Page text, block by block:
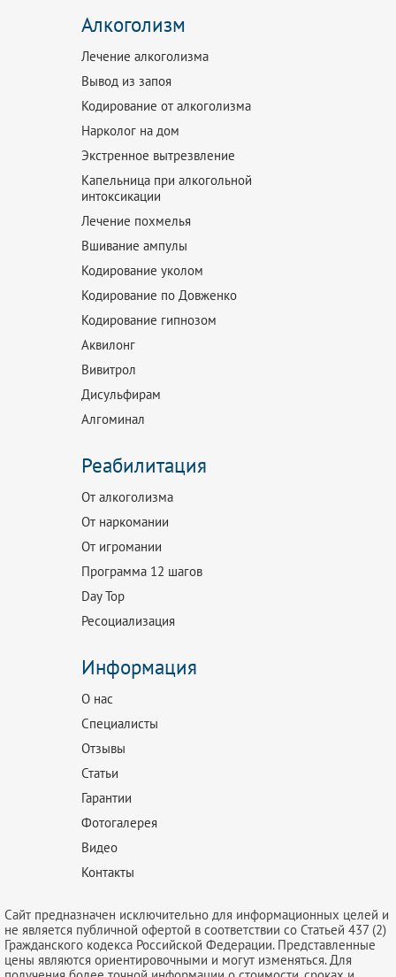
Алкоголизм
Лечение алкоголизма
Вывод из запоя
Кодирование от алкоголизма
Нарколог на дом
Экстренное вытрезвление
Капельница при алкогольной
интоксикации
Лечение похмелья
Вшивание ампулы
Кодирование уколом
Кодирование по Довженко
Кодирование гипнозом
Аквилонг
Вивитрол
Дисульфирам
Алгоминал
Реабилитация
От алкоголизма
От наркомании
От игромании
Программа 12 шагов
Day Top
Ресоциализация
Информация
О нас
Специалисты
Отзывы
Статьи
Гарантии
Фотогалерея
Видео
Контакты
Сайт предназначен исключительно для информационных целей и
не является публичной офертой в соответствии со Статьей 437 (2)
Гражданского кодекса Российской Федерации. Представленные
цены являются ориентировочными и могут изменяться. Для